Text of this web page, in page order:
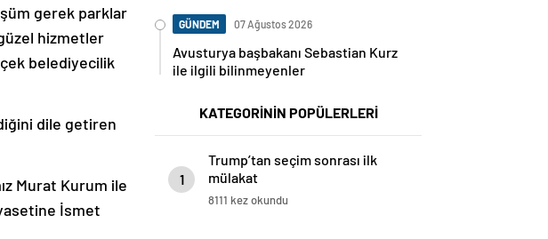
gerek parklar
hizmetler
belediyecilik
dile getiren
Murat Kurum ile
İsmet
GÜNDEM 07 Ağustos 2026
Avusturya başbakanı Sebastian Kurz
ile ilgili bilinmeyenler
KATEGORİNİN POPÜLERLERİ
1
Trump’tan seçim sonrası ilk
mülakat
8111 kez okundu